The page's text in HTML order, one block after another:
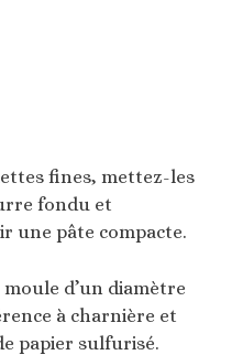
fines, mettez-les
fondu et
une pâte compacte.
moule d’un diamètre
à charnière et
papier sulfurisé.